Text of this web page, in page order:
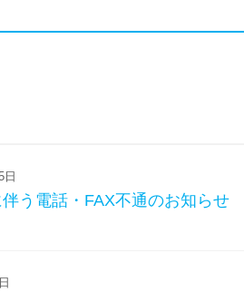
日
う電話・FAX不通のお知らせ